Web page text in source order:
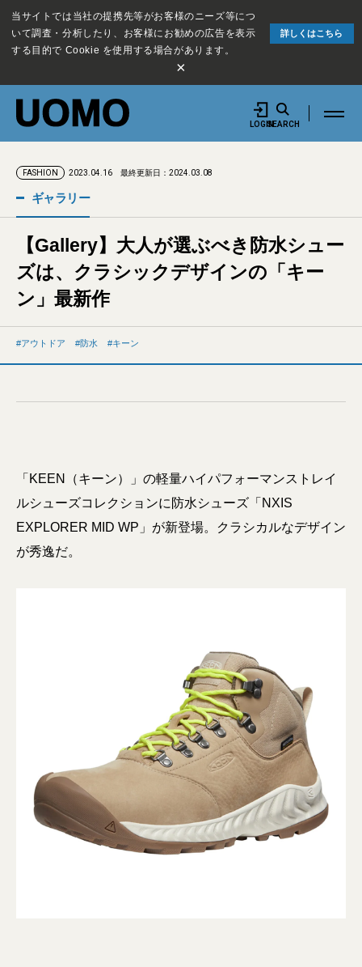
当サイトでは当社の提携先等がお客様のニーズ等につ
いて調査・分析したり、お客様にお勧めの広告を表示
する目的で Cookie を使用する場合があります。
詳しくはこちら
×
LOGINSEARCH
FASHION 2023.04.16 最終更新日：2024.03.08
ギャラリー
【Gallery】大人が選ぶべき防水シュー
ズは、クラシックデザインの「キー
ン」最新作
アウトドア 防水 キーン
「KEEN（キーン）」の軽量ハイパフォーマンストレイ
ルシューズコレクションに防水シューズ「NXIS
EXPLORER MID WP」が新登場。クラシカルなデザイン
が秀逸だ。